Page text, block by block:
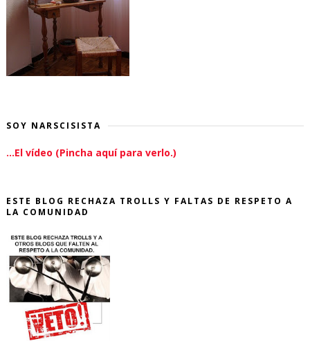
SOY NARSCISISTA
...El vídeo (Pincha aquí para verlo.)
ESTE BLOG RECHAZA TROLLS Y FALTAS DE RESPETO A
LA COMUNIDAD